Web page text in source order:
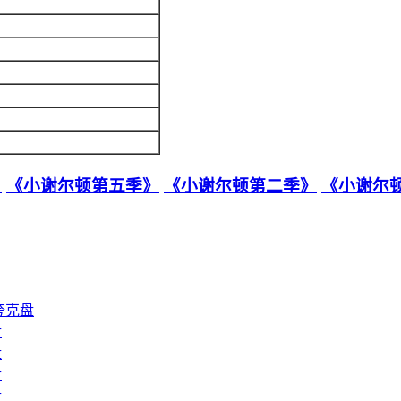
《小谢尔顿第五季》 《小谢尔顿第二季》 《小谢尔
克盘